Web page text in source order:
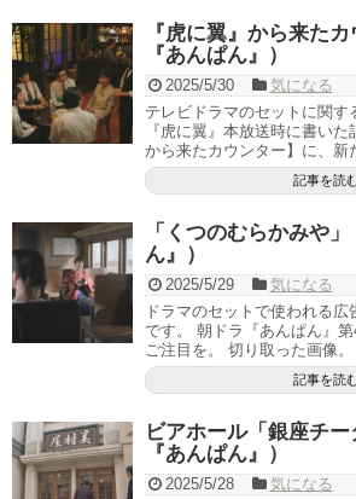
『虎に翼』から来た
『あんぱん』）
2025/5/30
気になる
テレビドラマのセットに関す
『虎に翼』本放送時に書いた
から来たカウンター】に、新
記事を読
「くつのむらかみや
ん』）
2025/5/29
気になる
ドラマのセットで使われる
です。 朝ドラ『あんぱん』
ご注目を。 切り取った画像。
記事を読
ビアホール「銀座チ
『あんぱん』）
2025/5/28
気になる